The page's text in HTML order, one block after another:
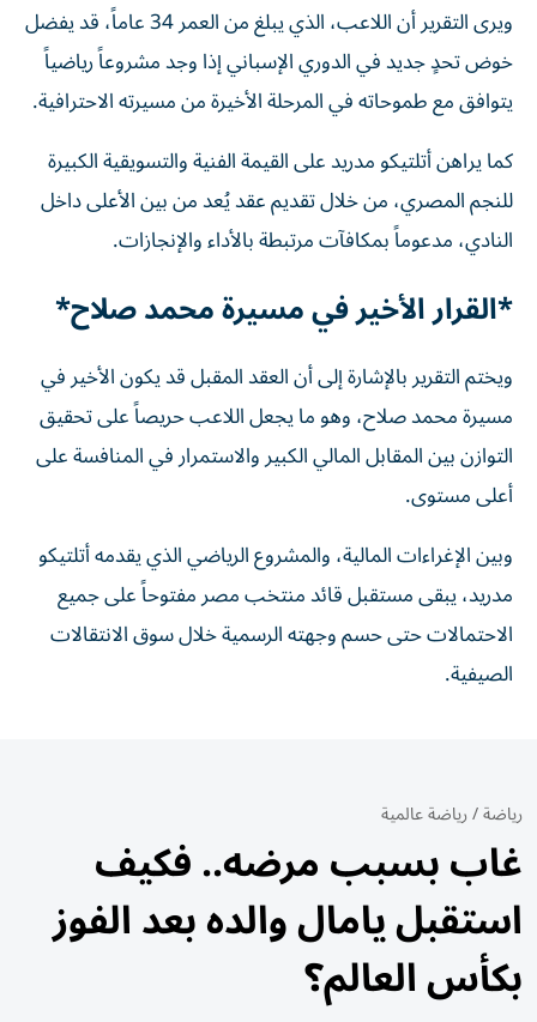
ويرى التقرير أن اللاعب، الذي يبلغ من العمر 34 عاماً، قد يفضل
خوض تحدٍ جديد في الدوري الإسباني إذا وجد مشروعاً رياضياً
يتوافق مع طموحاته في المرحلة الأخيرة من مسيرته الاحترافية.
كما يراهن أتلتيكو مدريد على القيمة الفنية والتسويقية الكبيرة
للنجم المصري، من خلال تقديم عقد يُعد من بين الأعلى داخل
النادي، مدعوماً بمكافآت مرتبطة بالأداء والإنجازات.
*القرار الأخير في مسيرة محمد صلاح*
ويختم التقرير بالإشارة إلى أن العقد المقبل قد يكون الأخير في
مسيرة محمد صلاح، وهو ما يجعل اللاعب حريصاً على تحقيق
التوازن بين المقابل المالي الكبير والاستمرار في المنافسة على
أعلى مستوى.
وبين الإغراءات المالية، والمشروع الرياضي الذي يقدمه أتلتيكو
مدريد، يبقى مستقبل قائد منتخب مصر مفتوحاً على جميع
الاحتمالات حتى حسم وجهته الرسمية خلال سوق الانتقالات
الصيفية.
رياضة/رياضة عالمية
غاب بسبب مرضه.. فكيف
استقبل يامال والده بعد الفوز
بكأس العالم؟